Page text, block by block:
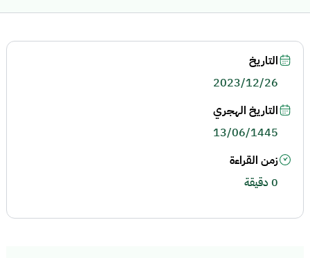
التاريخ
2023/12/26
التاريخ الهجري
13/06/1445
زمن القراءة
0 دقيقة